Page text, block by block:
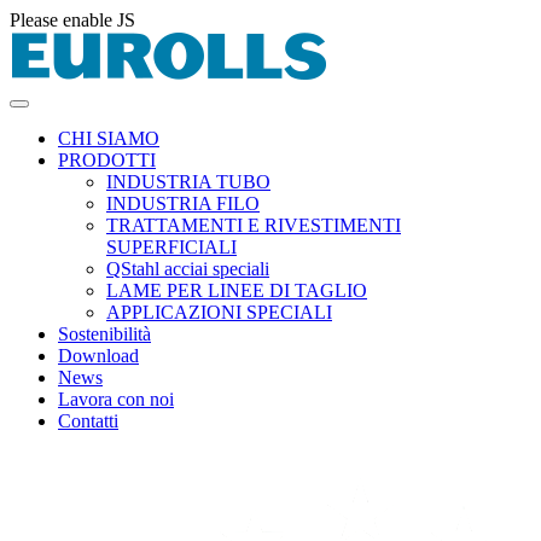
Please enable JS
CHI SIAMO
PRODOTTI
INDUSTRIA TUBO
INDUSTRIA FILO
TRATTAMENTI E RIVESTIMENTI
SUPERFICIALI
QStahl acciai speciali
LAME PER LINEE DI TAGLIO
APPLICAZIONI SPECIALI
Sostenibilità
Download
News
Lavora con noi
Contatti